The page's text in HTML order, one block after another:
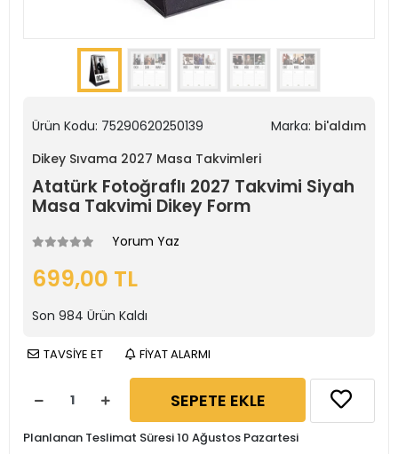
Ürün Kodu: 75290620250139 Marka: bi'aldım
Dikey Sıvama 2027 Masa Takvimleri
Atatürk Fotoğraflı 2027 Takvimi Siyah
Masa Takvimi Dikey Form
Yorum Yaz
699,00 TL
Son 984 Ürün Kaldı
TAVSİYE ET FİYAT ALARMI
SEPETE EKLE
Planlanan Teslimat Süresi 10 Ağustos Pazartesi